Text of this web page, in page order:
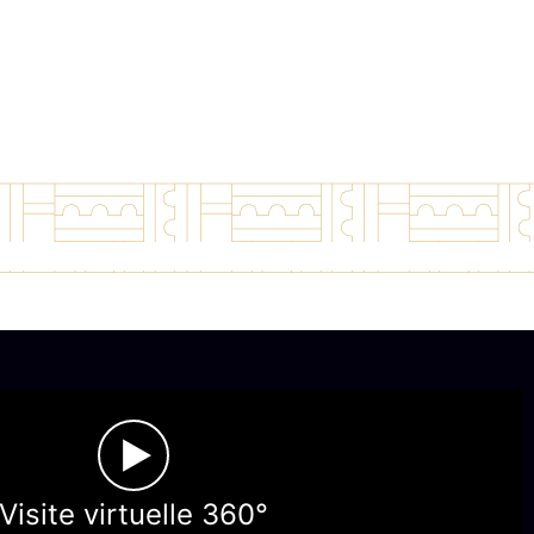
►
Visite virtuelle 360°